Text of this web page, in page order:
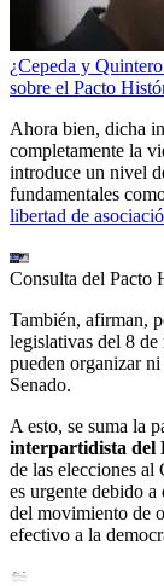
¿Cepeda y
sobre el Pacto
Ahora bien, dicha
completamente la
introduce un nivel
fundamentales
libertad de
Consulta del Pacto
También, afirman,
legislativas del 8
pueden organizar
Senado.
A esto, se suma la
interpartidista del
de las elecciones
es urgente debido a
del movimiento de
efectivo a la